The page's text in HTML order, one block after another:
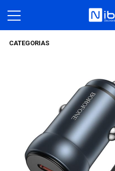
CATEGORIAS